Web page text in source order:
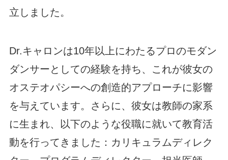
立しました。
Dr.キャロンは10年以上にわたるプロのモダン
ダンサーとしての経験を持ち、これが彼女の
オステオパシーへの創造的アプローチに影響
を与えています。さらに、彼女は教師の家系
に生まれ、以下のような役職に就いて教育活
動を行ってきました：カリキュラムディレク